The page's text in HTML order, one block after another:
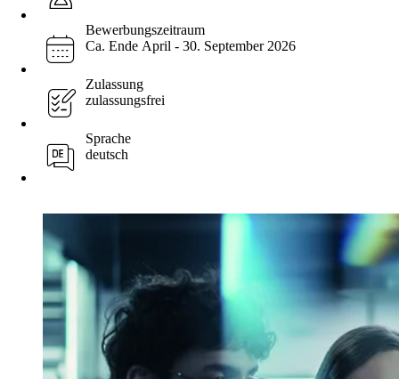
Bewerbungszeitraum
Ca. Ende April - 30. September 2026
Zulassung
zulassungsfrei
Sprache
deutsch